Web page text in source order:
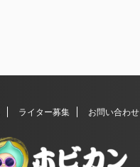
ライター募集 お問い合わせ